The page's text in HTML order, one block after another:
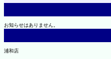
お知らせはありません。
浦和店